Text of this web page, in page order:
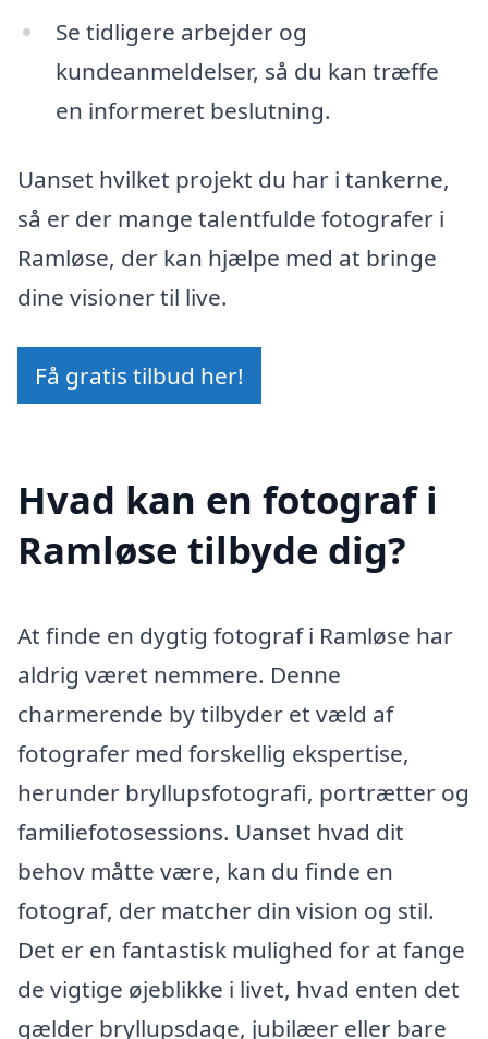
Se tidligere arbejder og
kundeanmeldelser, så du kan træffe
en informeret beslutning.
Uanset hvilket projekt du har i tankerne,
så er der mange talentfulde fotografer i
Ramløse, der kan hjælpe med at bringe
dine visioner til live.
Få gratis tilbud her!
Hvad kan en fotograf i
Ramløse tilbyde dig?
At finde en dygtig fotograf i Ramløse har
aldrig været nemmere. Denne
charmerende by tilbyder et væld af
fotografer med forskellig ekspertise,
herunder bryllupsfotografi, portrætter og
familiefotosessions. Uanset hvad dit
behov måtte være, kan du finde en
fotograf, der matcher din vision og stil.
Det er en fantastisk mulighed for at fange
de vigtige øjeblikke i livet, hvad enten det
gælder bryllupsdage, jubilæer eller bare